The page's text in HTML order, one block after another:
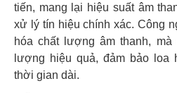
tiến, mang lại hiệu suất âm
xử lý tín hiệu chính xác. Công
hóa chất lượng âm thanh,
lượng hiệu quả, đảm bảo loa
thời gian dài.